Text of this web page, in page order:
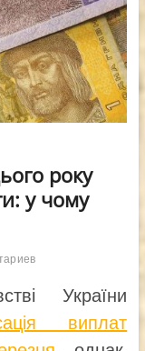
року
у чому
України
виплат